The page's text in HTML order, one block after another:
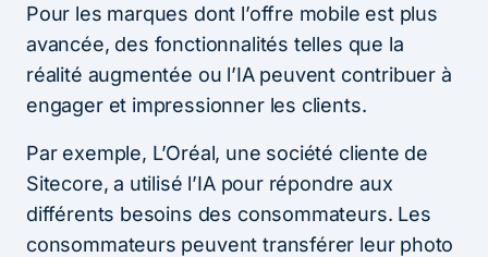
Pour les marques dont l’offre mobile est plus
avancée, des fonctionnalités telles que la
réalité augmentée ou l’IA peuvent contribuer à
engager et impressionner les clients.
Par exemple, L’Oréal, une société cliente de
Sitecore, a utilisé l’IA pour répondre aux
différents besoins des consommateurs. Les
consommateurs peuvent transférer leur photo